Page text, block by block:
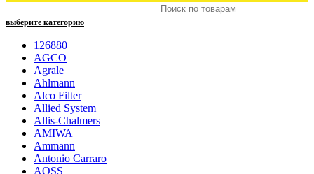
выберите категорию
126880
AGCO
Agrale
Ahlmann
Alco Filter
Allied System
Allis-Chalmers
AMIWA
Ammann
Antonio Carraro
AOSS